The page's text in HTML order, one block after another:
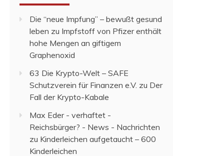
Die “neue Impfung” – bewußt gesund
leben zu Impfstoff von Pfizer enthält
hohe Mengen an giftigem
Graphenoxid
63 Die Krypto-Welt – SAFE
Schutzverein für Finanzen e.V. zu Der
Fall der Krypto-Kabale
Max Eder - verhaftet -
Reichsbürger? - News - Nachrichten
zu Kinderleichen aufgetaucht – 600
Kinderleichen